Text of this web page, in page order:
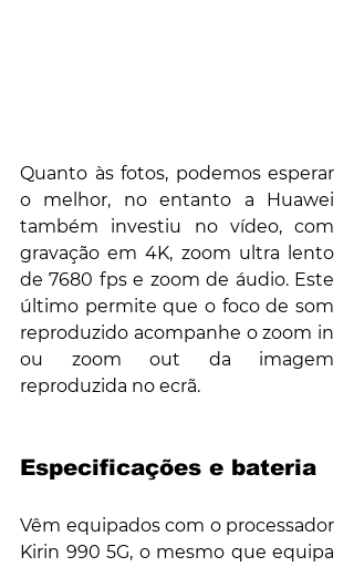
Quanto às fotos, podemos esperar
o melhor, no entanto a Huawei
também investiu no vídeo, com
gravação em 4K, zoom ultra lento
de 7680 fps e zoom de áudio. Este
último permite que o foco de som
reproduzido acompanhe o zoom in
ou zoom out da imagem
reproduzida no ecrã.
Especificações e bateria
Vêm equipados com o processador
Kirin 990 5G, o mesmo que equipa